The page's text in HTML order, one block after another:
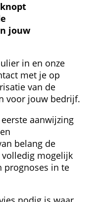
jouw
in en onze
met je op
van de
voor jouw bedrijf.
aanwijzing
belang de
volledig mogelijk
prognoses in te